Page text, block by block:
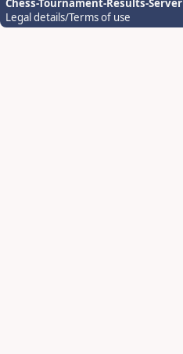
Chess-Tournament-Results-Server
Legal details/Terms of use